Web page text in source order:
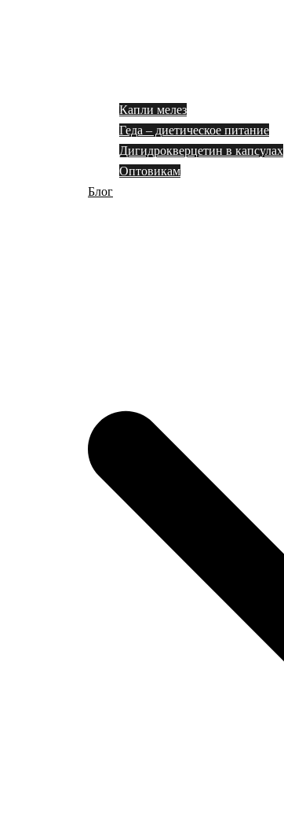
Капли мелез
Геда – диетическое питание
Дигидрокверцетин в капсулах
Оптовикам
Блог